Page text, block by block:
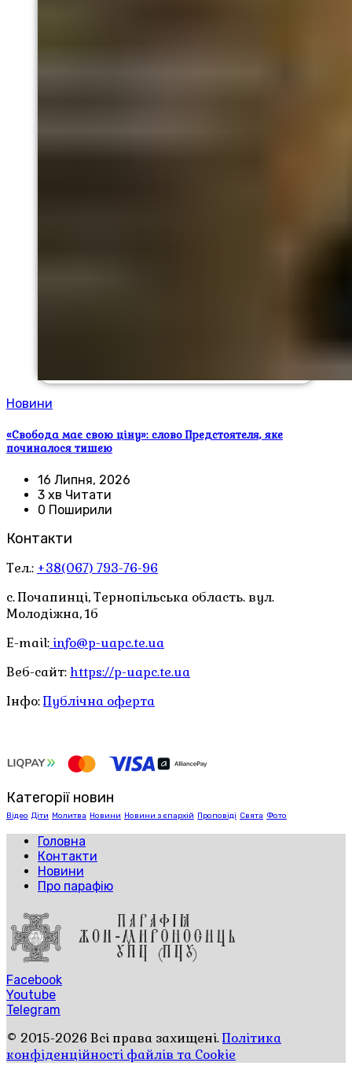
Новини
«Свобода має свою ціну»: слово Предстоятеля, яке
починалося тишею
16 Липня, 2026
3 хв Читати
0 Поширили
Контакти
Тел.: +38(067) 793-76-96
с. Почапинці, Тернопільська область. вул.
Молодіжна, 1б
E-mail: info@p-uapc.te.ua
Веб-сайт: https://p-uapc.te.ua
Інфо:Публічна оферта
Категорії новин
Відео Діти Молитва Новини Новини з єпархій Проповіді Свята Фото
Головна
Контакти
Новини
Про парафію
Facebook
Youtube
Telegram
© 2015-2026 Всі права захищені.Політика
конфіденційності файлів та Cookie